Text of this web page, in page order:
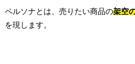
ペルソナとは、売りたい商品の架空
を現します。